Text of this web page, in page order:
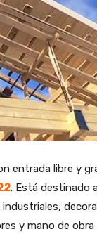
entrada libre y
. Está destinado
y mano de